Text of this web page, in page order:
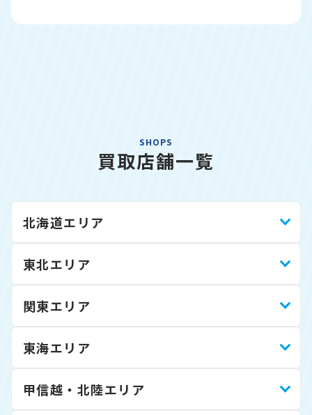
SHOPS
買取店舗一覧
北海道エリア
東北エリア
関東エリア
東海エリア
甲信越・北陸エリア